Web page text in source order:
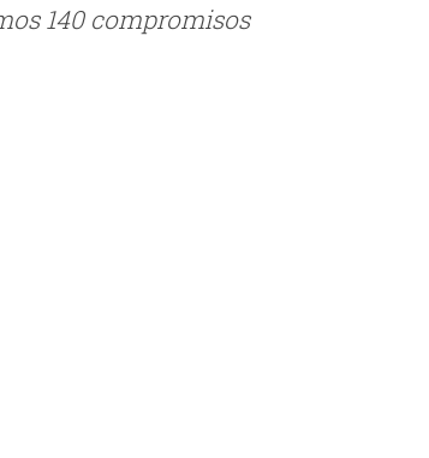
140 compromisos